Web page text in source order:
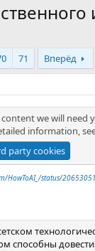
71 Вперёд
content we will need
information,
party cookies
HowToAI_/status/
способны